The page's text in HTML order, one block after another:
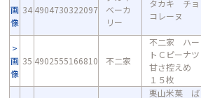
画
像
34 4904730322097
ベーカ
リー
タカキ チョ
コレーヌ
画
像
35 4902555166810 不二家
不二家 ハー
トＣピーナツ
甘さ控えめ
１５枚
栗山米菓 ば